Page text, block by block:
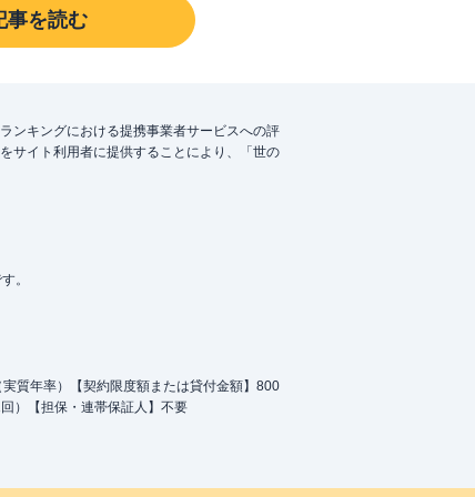
事を読む
ンキングにおける提携事業者サービスへの評
サイト利用者に提供することにより、「世の
。
質年率）【契約限度額または貸付金額】800
）【担保・連帯保証人】不要